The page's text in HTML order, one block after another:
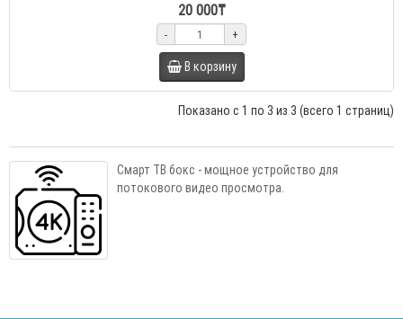
20 000₸
- +
В корзину
Показано с 1 по 3 из 3 (всего 1 страниц)
Смарт ТВ бокс - мощное устройство для
потокового видео просмотра.